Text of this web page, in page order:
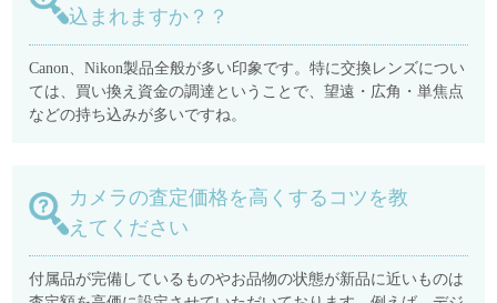
込まれますか？？
Canon、Nikon製品全般が多い印象です。特に交換レンズについ
ては、買い換え資金の調達ということで、望遠・広角・単焦点
などの持ち込みが多いですね。
カメラの査定価格を高くするコツを教
えてください
付属品が完備しているものやお品物の状態が新品に近いものは